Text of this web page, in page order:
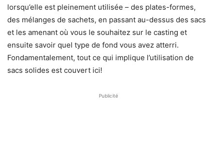
lorsqu’elle est pleinement utilisée – des plates-formes,
des mélanges de sachets, en passant au-dessus des sacs
et les amenant où vous le souhaitez sur le casting et
ensuite savoir quel type de fond vous avez atterri.
Fondamentalement, tout ce qui implique l’utilisation de
sacs solides est couvert ici!
Publicité